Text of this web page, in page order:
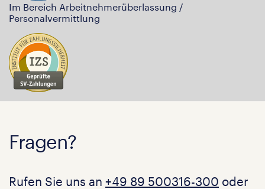
Im Bereich Arbeitnehmerüberlassung /
Personalvermittlung
Fragen?
Rufen Sie uns an +49 89 500316-300 oder